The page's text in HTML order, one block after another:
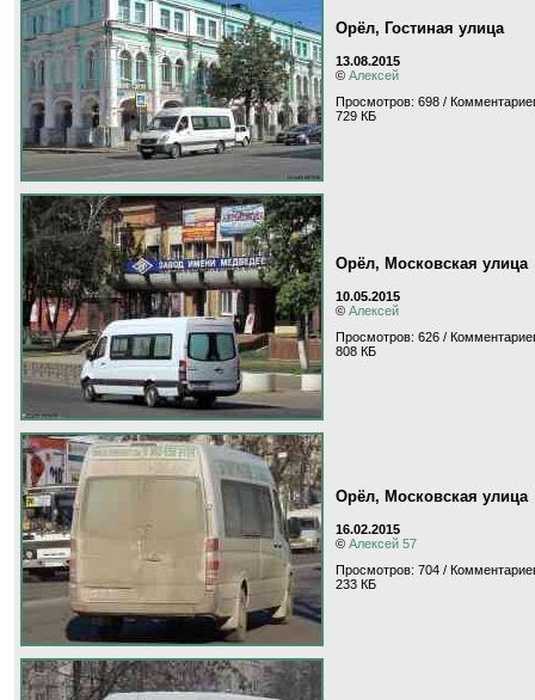
Орёл, Гостиная улица
13.08.2015
© Алексей
Просмотров: 698 /
729 КБ
Орёл, Московская улица
10.05.2015
© Алексей
Просмотров: 626 /
808 КБ
Орёл, Московская улица
16.02.2015
© Алексей 57
Просмотров: 704 /
233 КБ